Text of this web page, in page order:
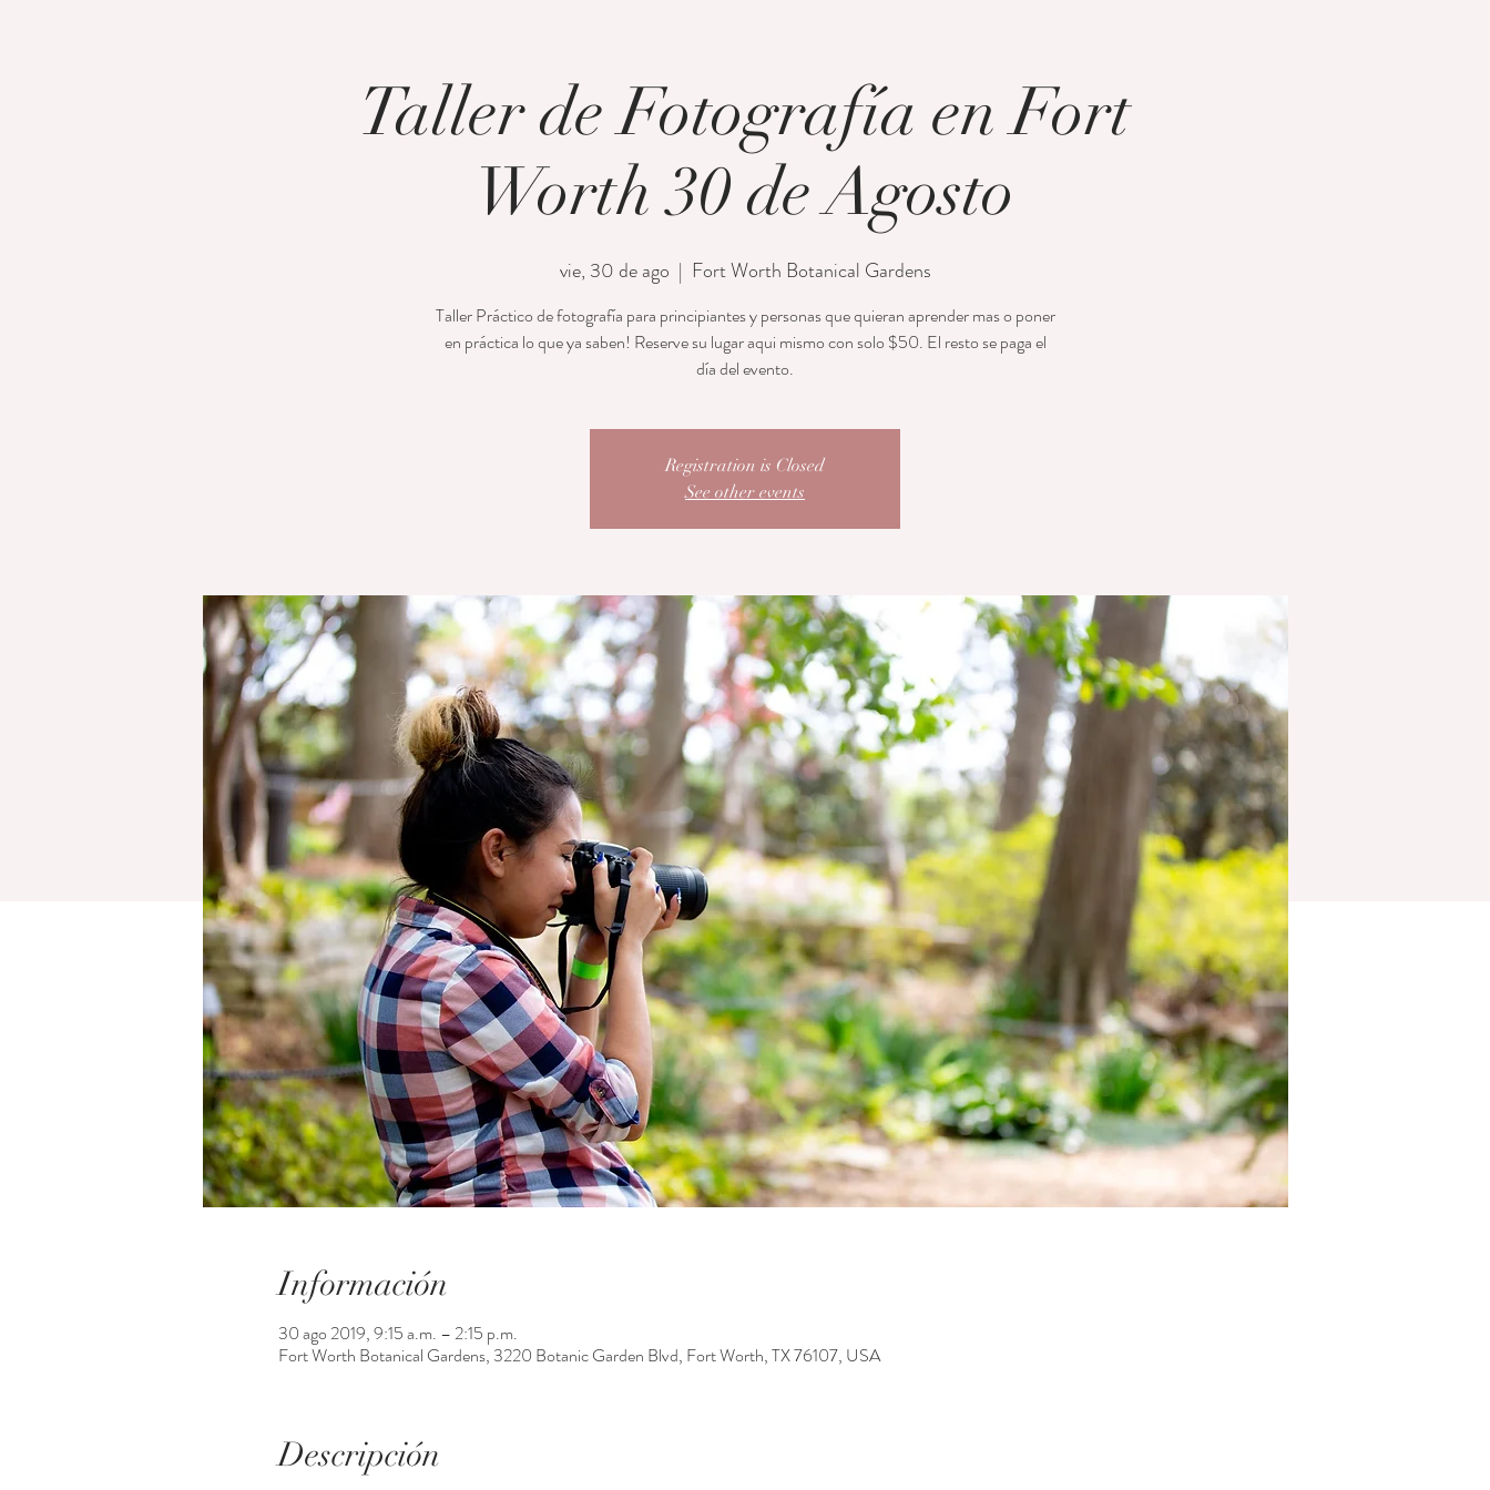
Taller de Fotografía en Fort
Worth 30 de Agosto
vie, 30 de ago
  |
Fort Worth Botanical Gardens
Taller Práctico de fotografía para principiantes y personas que quieran aprender mas o poner
en práctica lo que ya saben! Reserve su lugar aqui mismo con solo $50. El resto se paga el
día del evento.
Registration is Closed
See other events
Información
30 ago 2019, 9:15 a.m. – 2:15 p.m.
Fort Worth Botanical Gardens, 3220 Botanic Garden Blvd, Fort Worth, TX 76107, USA
Descripción